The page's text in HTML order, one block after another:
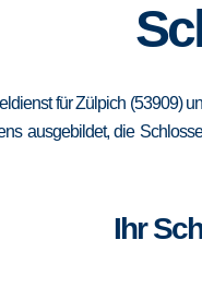
für Zülpich (53909)
ausgebildet, die
Ihr